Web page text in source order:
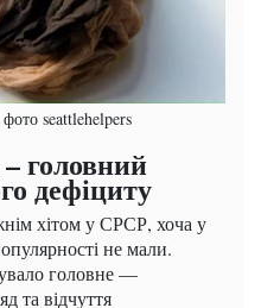
seattlehelpers
головний
дефіциту
хітом у СРСР, хоча у
не мали.
головне —
та відчуття